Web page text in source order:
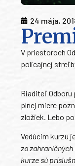
24 mája,
V priestoroch
policajnej
Riaditeľ
plnej miere
zložiek. Lebo
Vedúcim kurzu
zo
kurze sú